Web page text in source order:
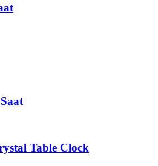
Table Clock